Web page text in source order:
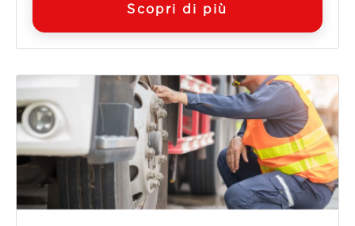
Scopri di più